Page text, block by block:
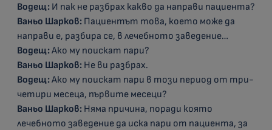
Водещ: И пак не разбрах какво да направи пациента?
Ваньо Шарков: Пациентът това, което може да
направи е, разбира се, в лечебното заведение…
Водещ:Ако му поискат пари?
Ваньо Шарков: Не ви разбрах.
Водещ:Ако му поискат пари в този период от три-
четири месеца, първите месеци?
Ваньо Шарков: Няма причина, поради която
лечебното заведение да иска пари от пациента, за